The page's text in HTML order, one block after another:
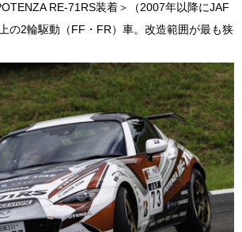
RE-71RS装着＞（2007年以降にJAF
の2輪駆動（FF・FR）車。改造範囲が最も狭